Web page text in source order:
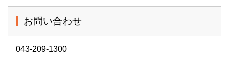
お問い合わせ
043-209-1300